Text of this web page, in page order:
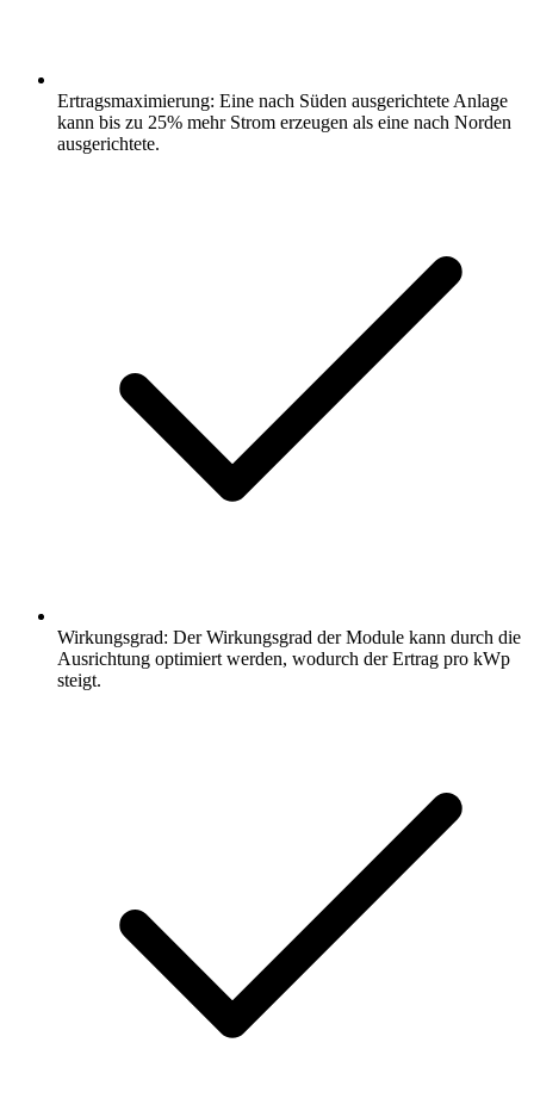
Ertragsmaximierung: Eine nach Süden ausgerichtete Anlage
kann bis zu 25% mehr Strom erzeugen als eine nach Norden
ausgerichtete.
Wirkungsgrad: Der Wirkungsgrad der Module kann durch die
Ausrichtung optimiert werden, wodurch der Ertrag pro kWp
steigt.